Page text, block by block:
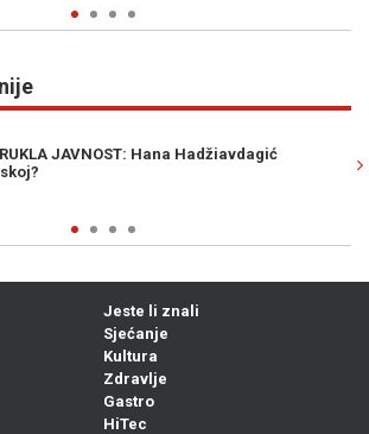
ZA BRAK: Prezgodna stjuardesa hitno traži
na starije
Jeste li znali
Sjećanje
Kultura
Zdravlje
Gastro
HiTec